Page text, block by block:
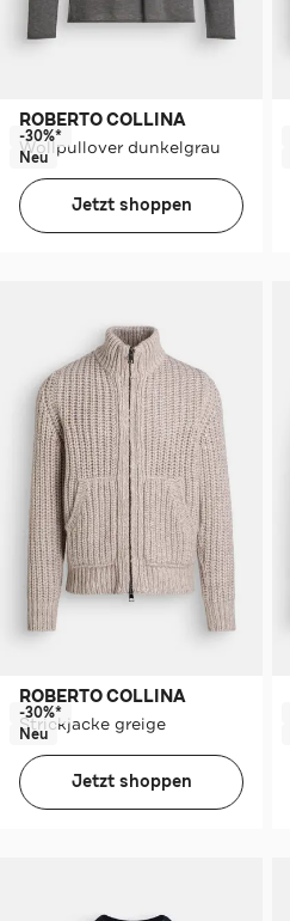
ROBERTO COLLINA
Wollpullover dunkelgrau
-30%*
Neu
Jetzt shoppen
ROBERTO COLLINA
Strickjacke greige
-30%*
Neu
Jetzt shoppen